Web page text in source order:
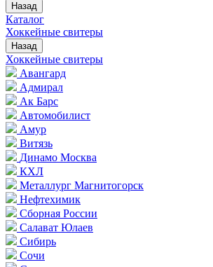
Назад
Каталог
Хоккейные свитеры
Назад
Хоккейные свитеры
Авангард
Адмирал
Ак Барс
Автомобилист
Амур
Витязь
Динамо Москва
КХЛ
Металлург Магнитогорск
Нефтехимик
Сборная России
Салават Юлаев
Сибирь
Сочи